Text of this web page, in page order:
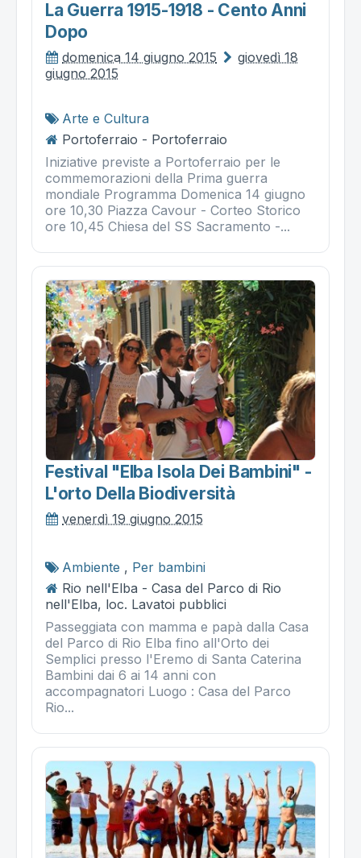
La Guerra 1915-1918 - Cento Anni
Dopo
domenica 14 giugno 2015
giovedì 18
giugno 2015
Arte e Cultura
Portoferraio - Portoferraio
Iniziative previste a Portoferraio per le
commemorazioni della Prima guerra
mondiale Programma Domenica 14 giugno
ore 10,30 Piazza Cavour - Corteo Storico
ore 10,45 Chiesa del SS Sacramento -...
Festival "elba Isola Dei Bambini" -
L'orto Della Biodiversità
venerdì 19 giugno 2015
Ambiente , Per bambini
Rio nell'Elba - Casa del Parco di Rio
nell'Elba, loc. Lavatoi pubblici
Passeggiata con mamma e papà dalla Casa
del Parco di Rio Elba fino all'Orto dei
Semplici presso l'Eremo di Santa Caterina
Bambini dai 6 ai 14 anni con
accompagnatori Luogo : Casa del Parco
Rio...